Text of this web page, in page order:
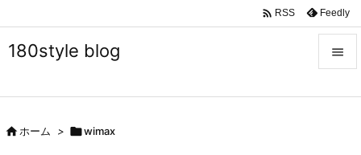
180style blog 
 RSS Feedly
ホーム > wimax